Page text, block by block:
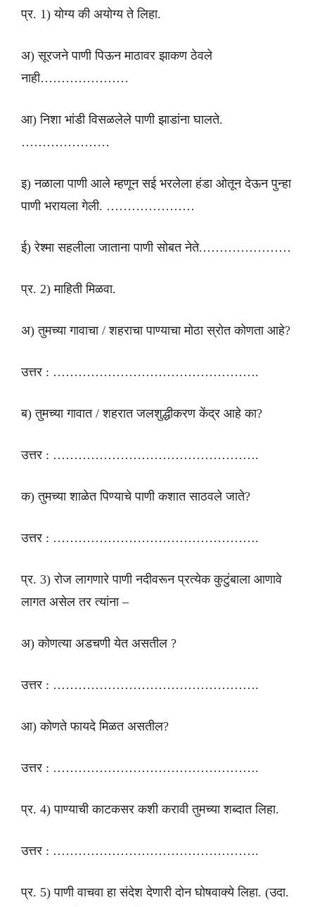
प्र. 1) योग्य की अयोग्य ते लिहा.
अ) सूरजने पाणी पिऊन माठावर झाकण ठेवले
नाही…………………
आ) निशा भांडी विसळलेले पाणी झाडांना घालते.
…………………
इ) नळाला पाणी आले म्हणून सई भरलेला हंडा ओतून देऊन पुन्हा
पाणी भरायला गेली. …………………
ई) रेश्मा सहलीला जाताना पाणी सोबत नेते.…………………
प्र. 2) माहिती मिळवा.
अ) तुमच्या गावाचा / शहराचा पाण्याचा मोठा स्रोत कोणता आहे?
उत्तर : ………………………………………….
ब) तुमच्या गावात / शहरात जलशुद्धीकरण केंद्र आहे का?
उत्तर : ………………………………………….
क) तुमच्या शाळेत पिण्याचे पाणी कशात साठवले जाते?
उत्तर : ………………………………………….
प्र. 3) रोज लागणारे पाणी नदीवरून प्रत्येक कुटुंबाला आणावे
लागत असेल तर त्यांना –
अ) कोणत्या अडचणी येत असतील ?
उत्तर : ………………………………………….
आ) कोणते फायदे मिळत असतील?
उत्तर : ………………………………………….
प्र. 4) पाण्याची काटकसर कशी करावी तुमच्या शब्दात लिहा.
उत्तर : ………………………………………….
प्र. 5) पाणी वाचवा हा संदेश देणारी दोन घोषवाक्ये लिहा. (उदा.